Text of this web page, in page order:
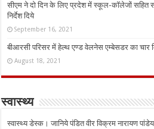
सीएम ने दो दिन के लिए प्रदेश में स्कूल-कॉलेजों सहित
निर्देश दिये
September 16, 2021
बीआरसी परिसर में हेल्थ एण्ड वेलनेस एम्बेसडर का चार
August 18, 2021
स्वास्थ्य
स्वास्थ्य डेस्क। जानिये पंडित वीर विक्रम नारायण